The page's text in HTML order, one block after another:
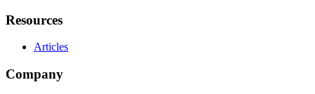
Resources
Articles
Company